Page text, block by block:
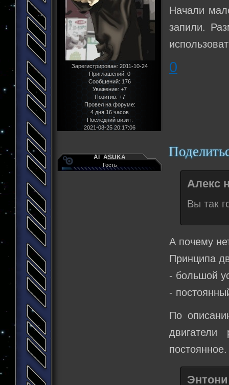
Зарегистрирован: 2011-10-24
Приглашений: 0
Сообщений: 176
Уважение: +7
Позитив: +7
Провел на форуме:
4 дня 16 часов
Последний визит:
2021-08-25 20:17:06
Начали
запили.
0
AI_ASUKA
Гость
Алекс
Вы так
А почему
Принципа
- большой
-
По
двигатели
постоянное.